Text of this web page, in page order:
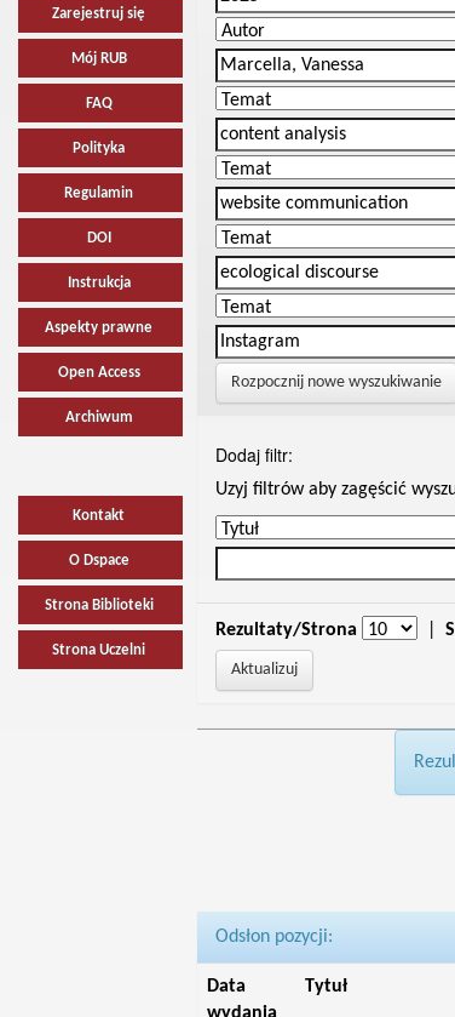
Zarejestruj się
Mój RUB
FAQ
Polityka
Regulamin
DOI
Instrukcja
Aspekty prawne
Open Access
Archiwum
Kontakt
O Dspace
Strona Biblioteki
Strona Uczelni
Rozpocznij nowe wyszukiwanie
Dodaj filtr:
Uzyj filtrów aby zagęścić
Rezultaty/Strona
Odsłon pozycji:
Data
Tytuł